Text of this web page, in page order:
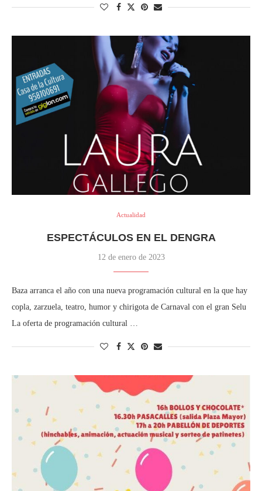
Actualidad
ESPECTÁCULOS EN EL DENGRA
12 de enero de 2023
Baza arranca el año con una nueva programación cultural en la que hay
copla, zarzuela, teatro, humor y chirigota de Carnaval con el gran Selu
La oferta de programación cultural …